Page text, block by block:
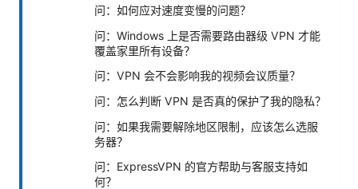
问：如何应对速度变慢的问题？
问：Windows 上是否需要路由器级 VPN 才能
覆盖家里所有设备？
问：VPN 会不会影响我的视频会议质量？
问：怎么判断 VPN 是否真的保护了我的隐私？
问：如果我需要解除地区限制，应该怎么选服
务器？
问：ExpressVPN 的官方帮助与客服支持如
何？